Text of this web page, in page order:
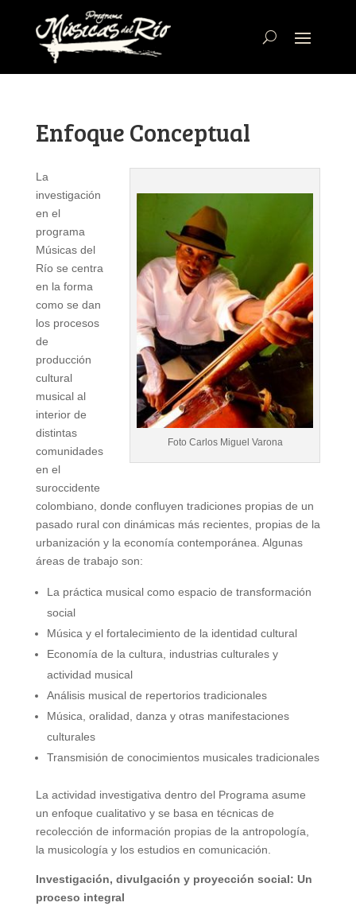
Enfoque Conceptual
Foto Carlos Miguel Varona
La
investigación
en el
programa
Músicas del
Río se centra
en la forma
como se dan
los procesos
de
producción
cultural
musical al
interior de
distintas
comunidades
en el
suroccidente
colombiano, donde confluyen tradiciones propias de un
pasado rural con dinámicas más recientes, propias de la
urbanización y la economía contemporánea. Algunas
áreas de trabajo son:
La práctica musical como espacio de transformación
social
Música y el fortalecimiento de la identidad cultural
Economía de la cultura, industrias culturales y
actividad musical
Análisis musical de repertorios tradicionales
Música, oralidad, danza y otras manifestaciones
culturales
Transmisión de conocimientos musicales tradicionales
La actividad investigativa dentro del Programa asume
un enfoque cualitativo y se basa en técnicas de
recolección de información propias de la antropología,
la musicología y los estudios en comunicación.
Investigación, divulgación y proyección social: Un
proceso integral